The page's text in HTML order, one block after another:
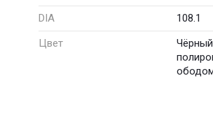
DIA
108.1
Цвет